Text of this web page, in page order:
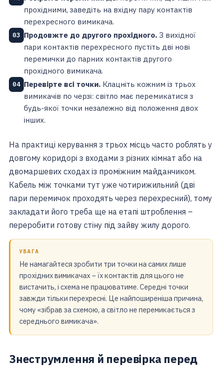
прохідними, заведіть на вхідну пару контактів
перехресного вимикача.
03 Продовжте до другого прохідного. З вихідної
пари контактів перехресного пустіть дві нові
перемички до парних контактів другого
прохідного вимикача.
04 Перевірте всі точки. Клацніть кожним із трьох
вимикачів по черзі: світло має перемикатися з
будь-якої точки незалежно від положення двох
інших.
На практиці керування з трьох місць часто роблять у
довгому коридорі з входами з різних кімнат або на
двомаршевих сходах із проміжним майданчиком.
Кабель між точками тут уже чотирижильний (дві
пари перемичок проходять через перехресний), тому
закладати його треба ще на етапі штроблення –
переробити готову стіну під зайву жилу дорого.
УВАГА
Не намагайтеся зробити три точки на самих лише
прохідних вимикачах – їх контактів для цього не
вистачить, і схема не працюватиме. Середні точки
завжди тільки перехресні. Це найпоширеніша причина,
чому «зібрав за схемою, а світло не перемикається з
середнього вимикача».
Знеструмлення й перевірка перед